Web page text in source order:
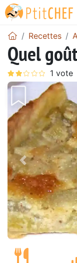
Recettes
Quel
Précédent